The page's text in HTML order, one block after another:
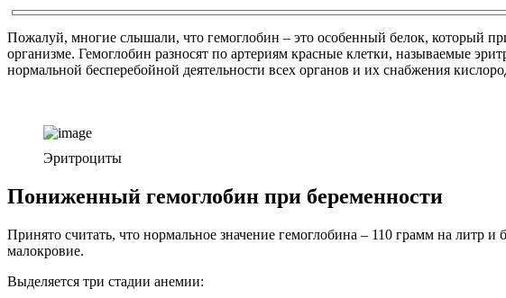
Пожалуй, многие слышали, что гемоглобин – это особенный белок, который
организме. Гемоглобин разносят по артериям красные клетки, называемые
нормальной бесперебойной деятельности всех органов и их снабжения
Эритроциты
Пониженный гемоглобин при беременности
Принято считать, что нормальное значение гемоглобина – 110 грамм на литр и
малокровие.
Выделяется три стадии анемии: